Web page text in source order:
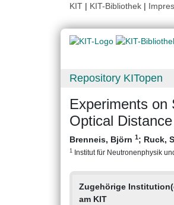
KIT | KIT-Bibliothek |
Repository KITopen
Experiments on
Optical
Brenneis, Björn 1; Ruck,
1 Institut für Neutronenphysik
Zugehörige
am KIT